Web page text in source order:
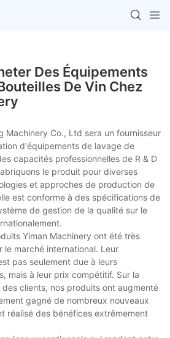
Des Équipements
De Vin Chez
Machinery Co., Ltd sera un fournisseur
d'équipements de lavage de
capacités professionnelles de R & D
le produit pour diverses
et approches de production de
est conforme à des spécifications de
de gestion de la qualité sur le
Yiman Machinery ont été très
le marché international. Leur
pas seulement due à leurs
mais à leur prix compétitif. Sur la
clients, nos produits ont augmenté
gagné de nombreux nouveaux
réalisé des bénéfices extrêmement